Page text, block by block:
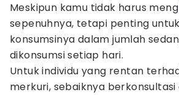
Meskipun kamu tidak harus
sepenuhnya, tetapi penting
konsumsinya dalam jumlah
dikonsumsi setiap hari.
Untuk individu yang rentan
merkuri, sebaiknya